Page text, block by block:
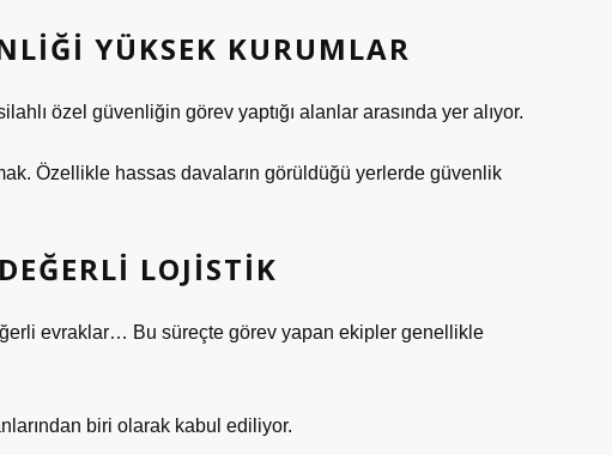
YÜKSEK KURUMLAR
özel güvenliğin görev yaptığı alanlar arasında yer alıyor.
Özellikle hassas davaların görüldüğü yerlerde güvenlik
LOJISTIK
evraklar… Bu süreçte görev yapan ekipler genellikle
biri olarak kabul ediliyor.